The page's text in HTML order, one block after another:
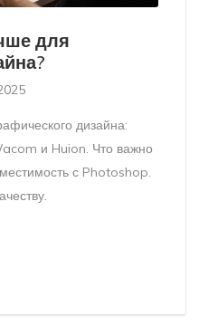
для
дизайна:
и Huion. Что важно
с Photoshop.